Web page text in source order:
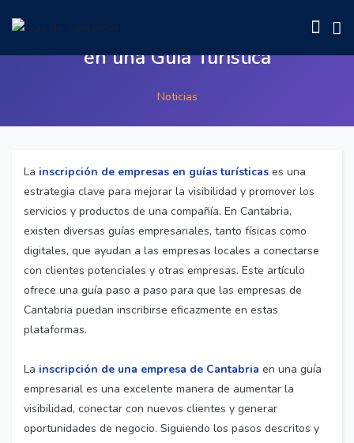
Inscripción de Empresas de Cantabria
en una Guía Turística
Noticias
La inscripción de empresas en guías turísticas es una
estrategia clave para mejorar la visibilidad y promover los
servicios y productos de una compañía. En Cantabria,
existen diversas guías empresariales, tanto físicas como
digitales, que ayudan a las empresas locales a conectarse
con clientes potenciales y otras empresas. Este artículo
ofrece una guía paso a paso para que las empresas de
Cantabria puedan inscribirse eficazmente en estas
plataformas.
La inscripción de una empresa de Cantabria en una guía
empresarial es una excelente manera de aumentar la
visibilidad, conectar con nuevos clientes y generar
oportunidades de negocio. Siguiendo los pasos descritos y